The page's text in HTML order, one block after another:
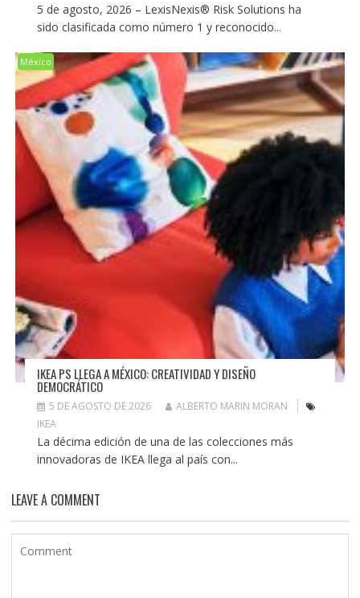
5 de agosto, 2026 – LexisNexis® Risk Solutions ha
sido clasificada como número 1 y reconocido...
México
IKEA PS LLEGA A MÉXICO: CREATIVIDAD Y DISEÑO
DEMOCRÁTICO
5 DE AGOSTO DE 2026
ALBERTO MARIN MORAN
IKEA
La décima edición de una de las colecciones más
innovadoras de IKEA llega al país con...
LEAVE A COMMENT